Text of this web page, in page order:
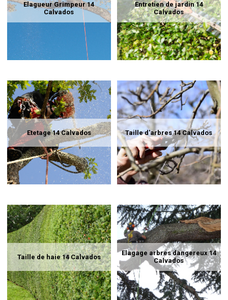
Elagueur Grimpeur 14
Calvados
Entretien de jardin 14
Calvados
Etetage 14 Calvados Taille d'arbres 14 Calvados
Taille de haie 14 Calvados
Elagage arbres dangereux 14
Calvados